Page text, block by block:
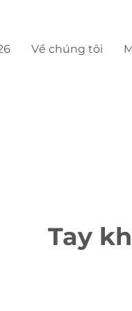
Về chúng tôi
Tay